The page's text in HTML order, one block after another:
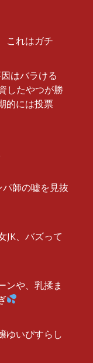
これはガチ
はバラける
したやつが勝
的には投票
パ師の嘘を見抜
JK、バズって
ンや、乳揉ま
ゆいぴすらし